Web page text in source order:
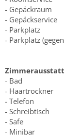
- Gepäckraum
- Gepäckservice
- Parkplatz
- Parkplatz
- Bad
- Haartrockner
- Telefon
- Schreibtisch
- Safe
- Minibar